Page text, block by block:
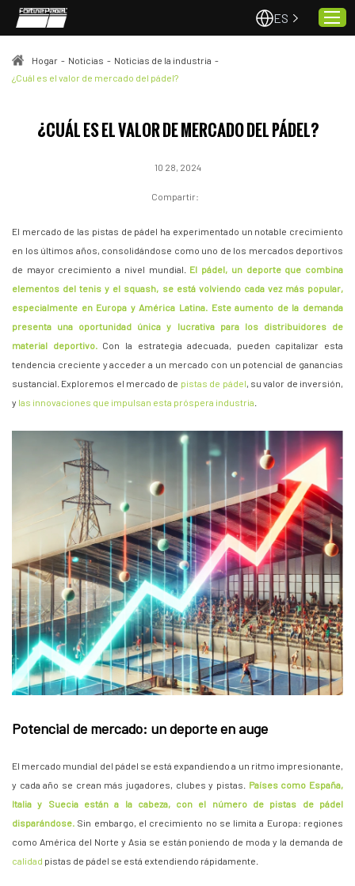
Pistas de pádel
Sobre nosotros
Noticias
ES
Hogar - Noticias - Noticias de la industria -
¿Cuál es el valor de mercado del pádel?
¿CUÁL ES EL VALOR DE MERCADO DEL PÁDEL?
10 28, 2024
Compartir:
El mercado de las pistas de pádel ha experimentado un notable crecimiento
en los últimos años, consolidándose como uno de los mercados deportivos
de mayor crecimiento a nivel mundial. El pádel, un deporte que combina
elementos del tenis y el squash, se está volviendo cada vez más popular,
especialmente en Europa y América Latina. Este aumento de la demanda
presenta una oportunidad única y lucrativa para los distribuidores de
material deportivo.Con la estrategia adecuada, pueden capitalizar esta
tendencia creciente y acceder a un mercado con un potencial de ganancias
sustancial. Exploremos el mercado de pistas de pádel, su valor de inversión,
y las innovaciones que impulsan esta próspera industria
Potencial de mercado: un deporte en auge
El mercado mundial del pádel se está expandiendo a un ritmo impresionante,
y cada año se crean más jugadores, clubes y pistas. Países como España,
Italia y Suecia están a la cabeza, con el número de pistas de pádel
disparándose. Sin embargo, el crecimiento no se limita a Europa: regiones
como América del Norte y Asia se están poniendo de moda y la demanda de
calidad pistas de pádel se está extendiendo rápidamente.